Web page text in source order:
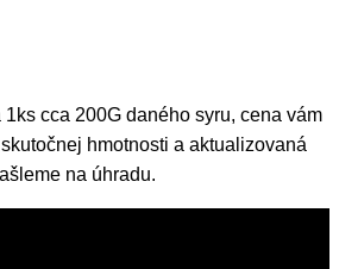
cca 200G daného syru, cena vám
hmotnosti a aktualizovaná
na úhradu.